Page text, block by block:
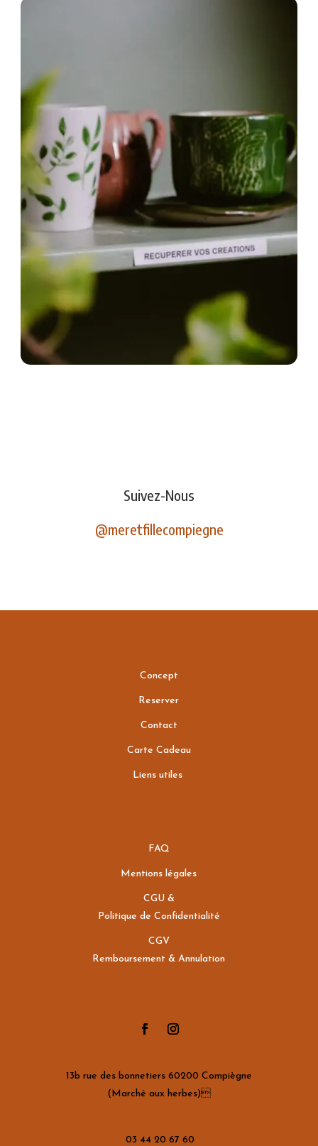
Suivez-Nous
@meretfillecompiegne
Concept
Reserver
Contact
Carte Cadeau
Liens utiles
FAQ
Mentions légales
CGU &
Politique de Confidentialité
CGV
Remboursement & Annulation
13b rue des bonnetiers 60200 Compiègne
(Marché aux herbes)
03 44 20 67 60